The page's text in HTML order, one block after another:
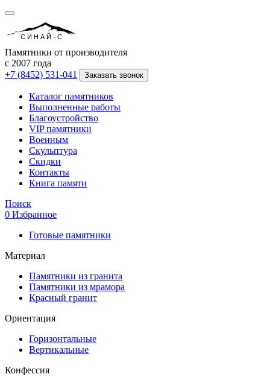
СИНАЙ-С
Памятники от производителя
с 2007 года
+7 (8452) 531-041
Заказать звонок
Каталог памятников
Выполненные работы
Благоустройство
VIP памятники
Военным
Скульптура
Скидки
Контакты
Книга памяти
Поиск
0 Избранное
Готовые памятники
Материал
Памятники из гранита
Памятники из мрамора
Красный гранит
Ориентация
Горизонтальные
Вертикальные
Конфессия